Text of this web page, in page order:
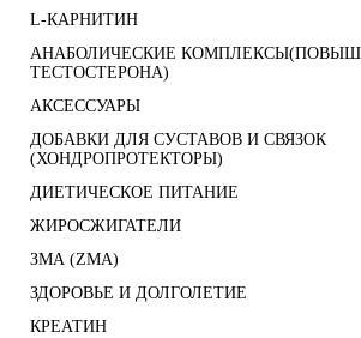
L-КАРНИТИН
АНАБОЛИЧЕСКИЕ
ТЕСТОСТЕРОНА)
АКСЕССУАРЫ
ДОБАВКИ ДЛЯ СУСТАВОВ И СВЯЗОК
(ХОНДРОПРОТЕКТОРЫ)
ДИЕТИЧЕСКОЕ ПИТАНИЕ
ЖИРОСЖИГАТЕЛИ
ЗМА (ZMA)
ЗДОРОВЬЕ И ДОЛГОЛЕТИЕ
КРЕАТИН